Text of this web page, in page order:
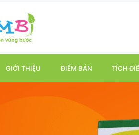
GIỚI THIỆU ĐIỂM BÁN TÍCH